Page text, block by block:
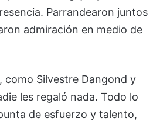
Parrandearon juntos
admiración en medio de
como Silvestre Dangond y
les regaló nada. Todo lo
de esfuerzo y talento,